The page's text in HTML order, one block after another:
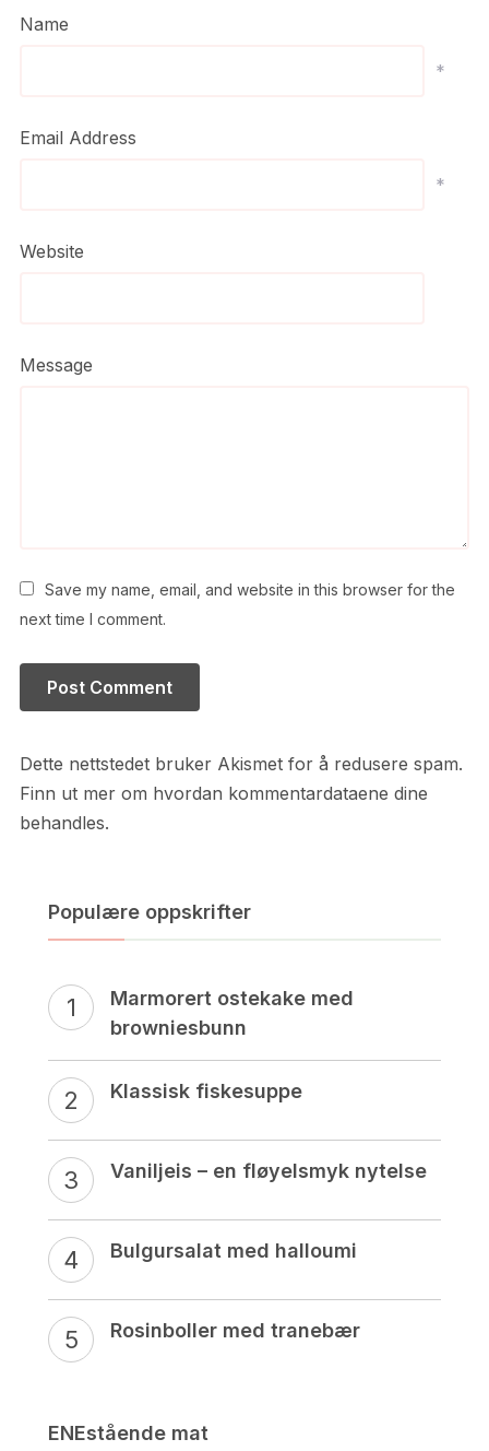
Name
*
Email Address
*
Website
Message
Save my name, email, and website in this browser for the
next time I comment.
Dette nettstedet bruker Akismet for å redusere spam.
Finn ut mer om hvordan kommentardataene dine
behandles.
Populære oppskrifter
Marmorert ostekake med
browniesbunn
Klassisk fiskesuppe
Vaniljeis – en fløyelsmyk nytelse
Bulgursalat med halloumi
Rosinboller med tranebær
ENEstående mat